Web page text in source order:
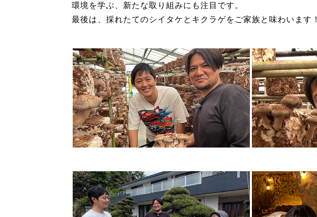
環境を学ぶ、新たな取り組みにも注目です。
最後は、採れたてのシイタケとキクラゲをご家族と味わいます！